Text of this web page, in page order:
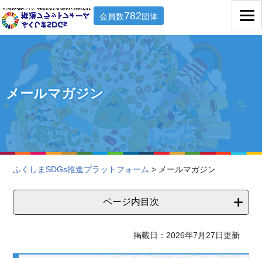
会員数782団体
メールマガジン
ふくしまSDGs推進プラットフォーム > メールマガジン
ページ内目次
掲載日：2026年7月27日更新